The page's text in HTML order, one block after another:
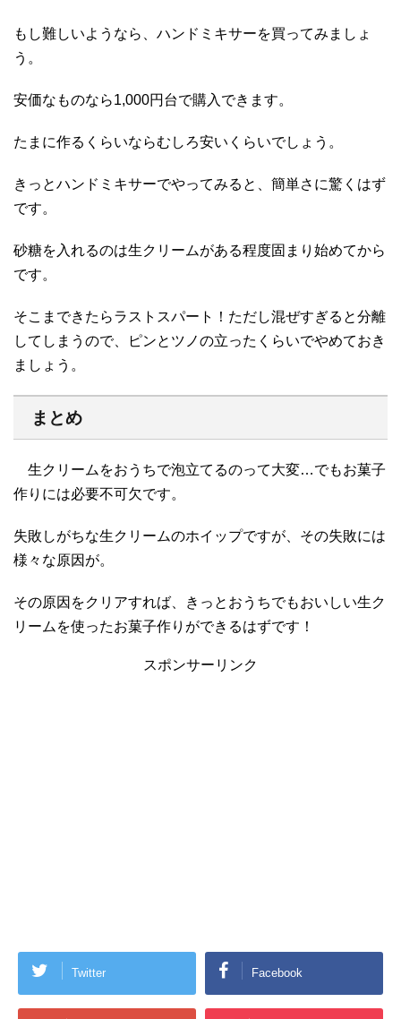
もし難しいようなら、ハンドミキサーを買ってみましょ
う。
安価なものなら1,000円台で購入できます。
たまに作るくらいならむしろ安いくらいでしょう。
きっとハンドミキサーでやってみると、簡単さに驚くはず
です。
砂糖を入れるのは生クリームがある程度固まり始めてから
です。
そこまできたらラストスパート！ただし混ぜすぎると分離
してしまうので、ピンとツノの立ったくらいでやめておき
ましょう。
まとめ
生クリームをおうちで泡立てるのって大変…でもお菓子
作りには必要不可欠です。
失敗しがちな生クリームのホイップですが、その失敗には
様々な原因が。
その原因をクリアすれば、きっとおうちでもおいしい生ク
リームを使ったお菓子作りができるはずです！
スポンサーリンク
Twitter Facebook